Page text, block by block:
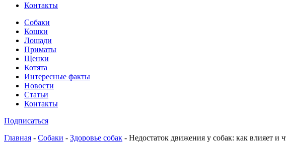
Контакты
Собаки
Кошки
Лошади
Приматы
Щенки
Котята
Интересные факты
Новости
Статьи
Контакты
Подписаться
Главная - Собаки - Здоровье собак - Недостаток движения у собак: как влияет и